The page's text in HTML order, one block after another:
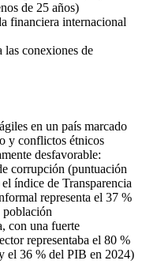
de 25 años)
financiera internacional
las conexiones de
en un país marcado
y conflictos étnicos
desfavorable:
corrupción (puntuación
índice de Transparencia
representa el 37 %
con una fuerte
representaba el 80 %
el 36 % del PIB en 2024)